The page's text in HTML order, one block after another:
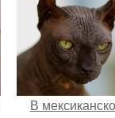
самое
сердце.
В